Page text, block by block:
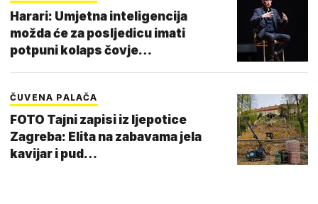
Harari: Umjetna inteligencija
možda će za posljedicu imati
potpuni kolaps čovje…
ČUVENA PALAČA
FOTO Tajni zapisi iz ljepotice
Zagreba: Elita na zabavama jela
kavijar i pud…